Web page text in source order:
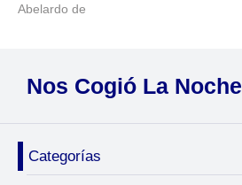
Abelardo de
Nos Cogió La Noche
Categorías